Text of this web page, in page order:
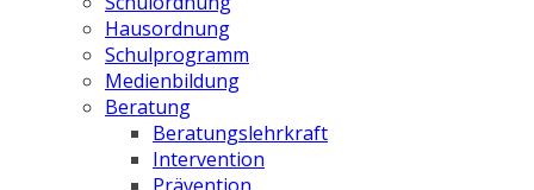
Hausordnung
Schulprogramm
Medienbildung
Beratung
Beratungslehrkraft
Intervention